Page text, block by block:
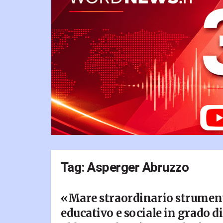
Tag:Asperger Abruzzo
«Mare straordinario
educativo e sociale in grado di